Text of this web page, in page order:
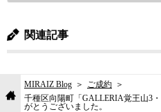
関連記事
MIRAIZ Blog
ご成約
千種区向陽町「GALLERIA覚王山3
がとうございました。